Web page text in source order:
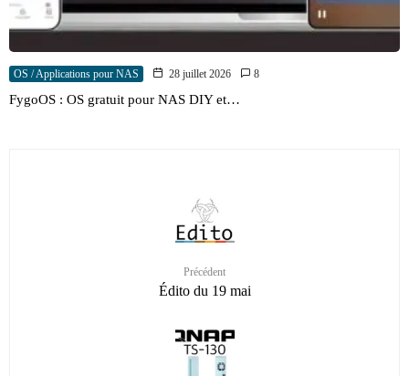
OS / Applications pour NAS 28 juillet 2026 8
FygoOS : OS gratuit pour NAS DIY et…
Précédent
Édito du 19 mai